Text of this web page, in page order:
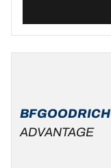
BFGOODRICH
ADVANTAGE